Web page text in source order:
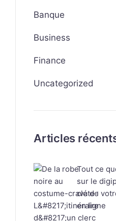
Banque
Business
Finance
Uncategorized
Articles
Tout ce
sur le
clé de
en ligne